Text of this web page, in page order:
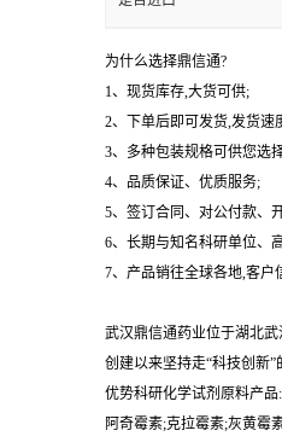
为什么选择鼎信通?
1、现货库存,大货可供;
2、下单后即可发货,发货速
3、多种包装规格可供您选
4、品质保证、优质服务;
5、签订合同、对公付款、
6、长期与知名科研单位、
7、产品销往全球各地,客户
武汉鼎信通药业位于湖北
创建以来坚持走“科技创新
优势科研化学试剂原料产
阿奇霉素;克拉霉素;灰黄霉